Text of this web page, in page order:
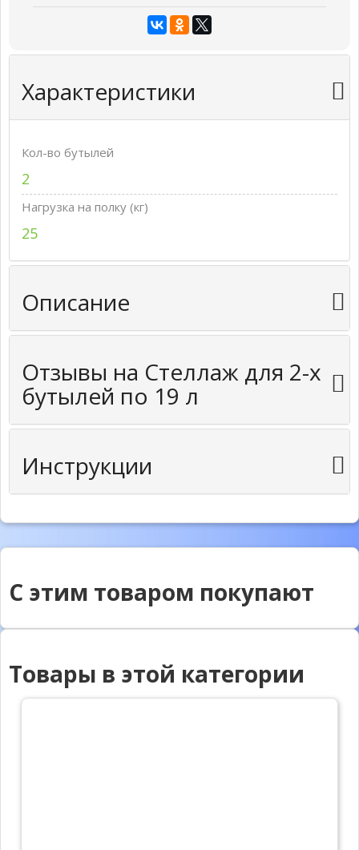
Характеристики
Кол-во бутылей
2
Нагрузка на полку (кг)
25
Описание
Отзывы на Стеллаж для 2-х
бутылей по 19 л
Инструкции
С этим товаром покупают
Товары в этой категории